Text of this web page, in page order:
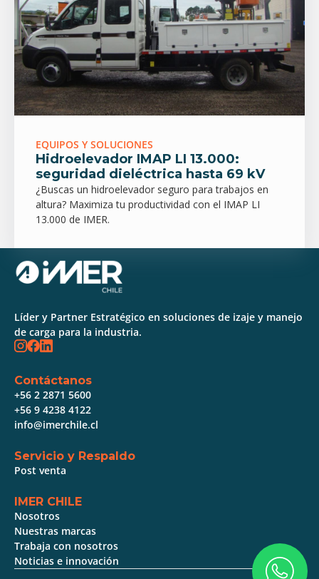
EQUIPOS Y SOLUCIONES
Hidroelevador IMAP LI 13.000:
seguridad dieléctrica hasta 69 kV
¿Buscas un hidroelevador seguro para trabajos en
altura? Maximiza tu productividad con el IMAP LI
13.000 de IMER.
Líder y Partner Estratégico en soluciones de izaje y manejo
de carga para la industria.
Contáctanos
+56 2 2871 5600
+56 9 4238 4122
info@imerchile.cl
Servicio y Respaldo
Post venta
IMER CHILE
Nosotros
Nuestras marcas
Trabaja con nosotros
Noticias e innovación